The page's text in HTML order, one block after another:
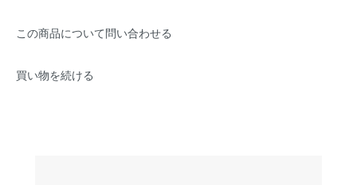
この商品について問い合わせる
買い物を続ける